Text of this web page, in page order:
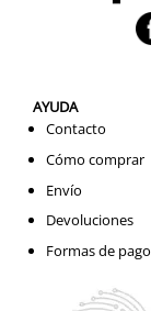
AYUDA
Contacto
Cómo comprar
Envío
Devoluciones
Formas de pago